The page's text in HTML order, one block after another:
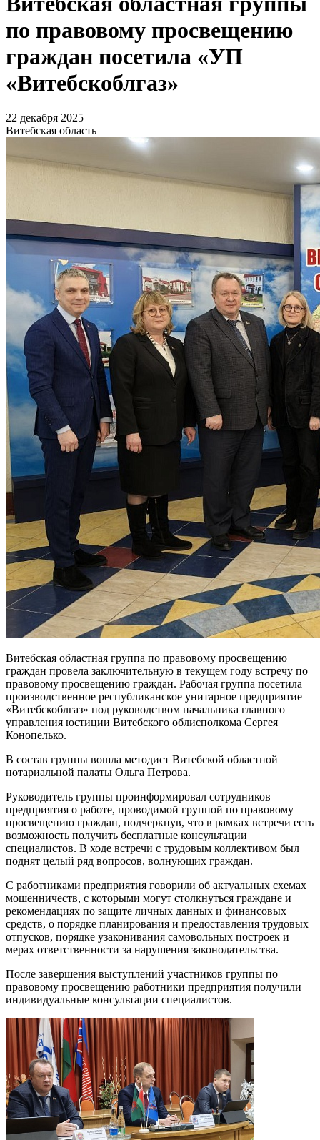
по правовому просвещению
граждан посетила «УП
«Витебскоблгаз»
22 декабря 2025
Витебская область
Витебская областная группа по правовому просвещению
граждан провела заключительную в текущем году встречу по
правовому просвещению граждан. Рабочая группа посетила
производственное республиканское унитарное предприятие
«Витебскоблгаз» под руководством начальника главного
управления юстиции Витебского облисполкома Сергея
Конопелько.
В состав группы вошла методист Витебской областной
нотариальной палаты Ольга Петрова.
Руководитель группы проинформировал сотрудников
предприятия о работе, проводимой группой по правовому
просвещению граждан, подчеркнув, что в рамках встречи есть
возможность получить бесплатные консультации
специалистов. В ходе встречи с трудовым коллективом был
поднят целый ряд вопросов, волнующих граждан.
С работниками предприятия говорили об актуальных схемах
мошенничеств, с которыми могут столкнуться граждане и
рекомендациях по защите личных данных и финансовых
средств, о порядке планирования и предоставления трудовых
отпусков, порядке узаконивания самовольных построек и
мерах ответственности за нарушения законодательства.
После завершения выступлений участников группы по
правовому просвещению работники предприятия получили
индивидуальные консультации специалистов.